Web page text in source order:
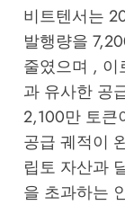
비트텐서는
발행량을
줄였으며 , 이
과 유사한 공
2,100만 토큰
공급 궤적이
립토 자산과
을 초과하는